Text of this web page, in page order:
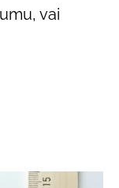
vai